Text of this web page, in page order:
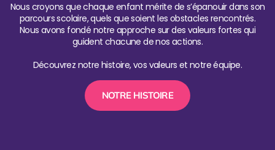
Nous croyons que chaque enfant mérite de s’épanouir dans son
parcours scolaire, quels que soient les obstacles rencontrés.
Nous avons fondé notre approche sur des valeurs fortes qui
guident chacune de nos actions.
Découvrez notre histoire, vos valeurs et notre équipe.
NOTRE HISTOIRE